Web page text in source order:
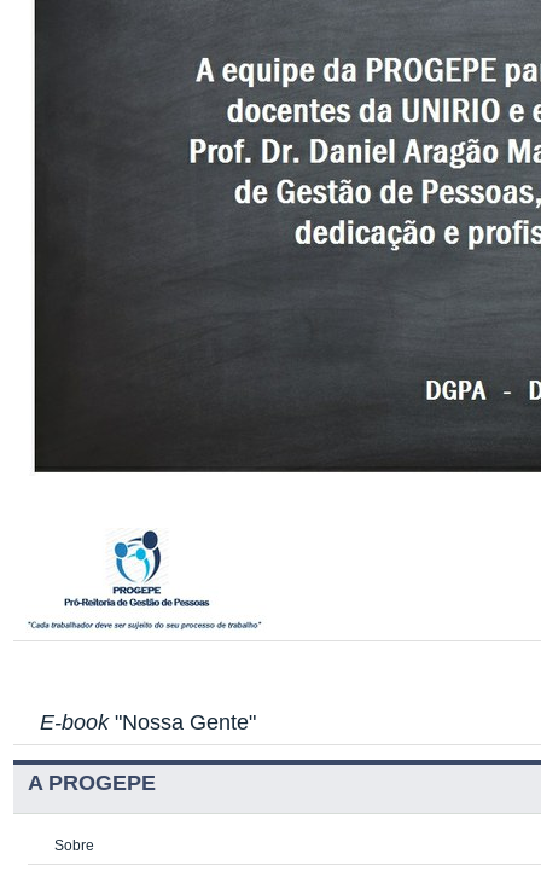
E-book"Nossa Gente"
A PROGEPE
Sobre